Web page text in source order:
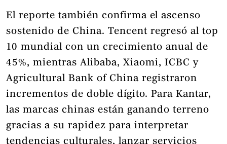
El reporte también confirma el ascenso
sostenido de China. Tencent regresó al top
10 mundial con un crecimiento anual de
45%, mientras Alibaba, Xiaomi, ICBC y
Agricultural Bank of China registraron
incrementos de doble dígito. Para Kantar,
las marcas chinas están ganando terreno
gracias a su rapidez para interpretar
tendencias culturales, lanzar servicios